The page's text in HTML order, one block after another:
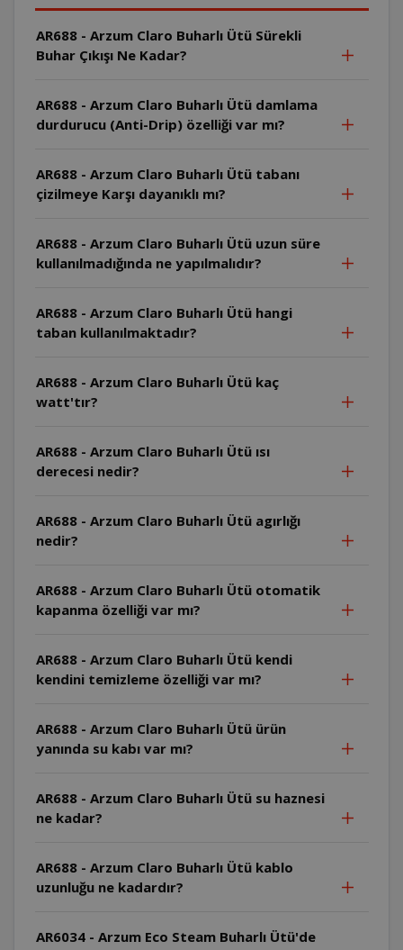
AR688 - Arzum Claro Buharlı Ütü Sürekli
Buhar Çıkışı Ne Kadar?
AR688 - Arzum Claro Buharlı Ütü damlama
durdurucu (Anti-Drip) özelliği var mı?
AR688 - Arzum Claro Buharlı Ütü tabanı
çizilmeye Karşı dayanıklı mı?
AR688 - Arzum Claro Buharlı Ütü uzun süre
kullanılmadığında ne yapılmalıdır?
AR688 - Arzum Claro Buharlı Ütü hangi
taban kullanılmaktadır?
AR688 - Arzum Claro Buharlı Ütü kaç
watt'tır?
AR688 - Arzum Claro Buharlı Ütü ısı
derecesi nedir?
AR688 - Arzum Claro Buharlı Ütü agırlığı
nedir?
AR688 - Arzum Claro Buharlı Ütü otomatik
kapanma özelliği var mı?
AR688 - Arzum Claro Buharlı Ütü kendi
kendini temizleme özelliği var mı?
AR688 - Arzum Claro Buharlı Ütü ürün
yanında su kabı var mı?
AR688 - Arzum Claro Buharlı Ütü su haznesi
ne kadar?
AR688 - Arzum Claro Buharlı Ütü kablo
uzunluğu ne kadardır?
AR6034 - Arzum Eco Steam Buharlı Ütü'de